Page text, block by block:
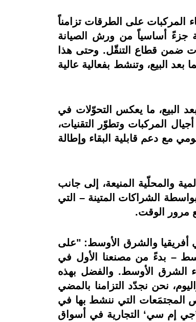
سي دلكو‘ محلّياً منذ 25 سنة، وهي تساعد بإبقاء المركبات على الطرقات تزامناً
جزءً أساسياً من ورش الصيانة
ضمن قطاع التنقّل. وحتى هذا
لما بعد البيع، وتنشط بفعالية عالية
البيع، ما يعكس التحوّلات في
المركبات وتطوّر التقنيات،
مع دعم قابلية البقاء وإطالة
والمحلّية المنيعة، إلى جانب
الشراكات المتينة – التي
مرور الوقت.
أفريقيا والشرق الأوسط: "على
– بدءً من مصنعنا الأول في
الشرق الأوسط. والفضل بهذه
نحن نجدّد التزامنا بالمضي
المجتمَعات التي ننشط بها في
إم سي‘ التجارية في أسواق